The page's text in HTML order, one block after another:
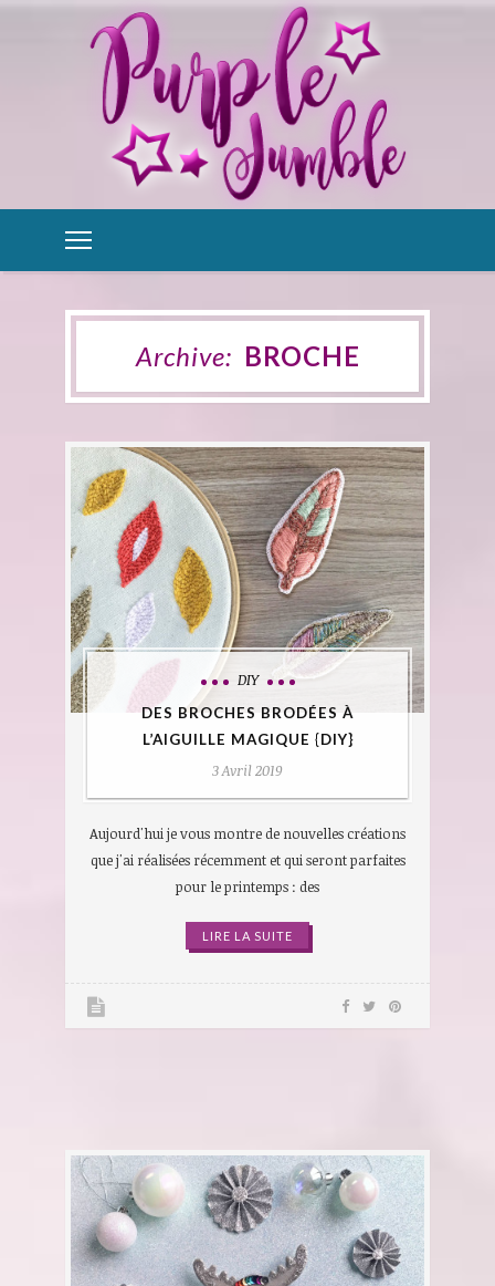
Archive: BROCHE
DIY
DES BROCHES BRODÉES À
L’AIGUILLE MAGIQUE {DIY}
3 Avril 2019
Aujourd'hui je vous montre de nouvelles créations
que j'ai réalisées récemment et qui seront parfaites
pour le printemps : des
LIRE LA SUITE